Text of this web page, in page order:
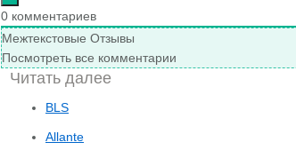
0 комментариев
Межтекстовые Отзывы
Посмотреть все комментарии
Читать далее
BLS
Allante